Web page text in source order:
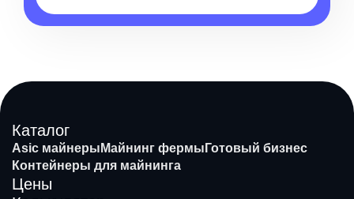
Каталог
Asic майнеры Майнинг фермы Готовый бизнес
Контейнеры для майнинга
Цены